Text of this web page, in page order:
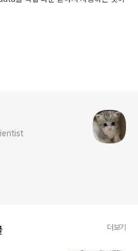
Data scientist
더보기